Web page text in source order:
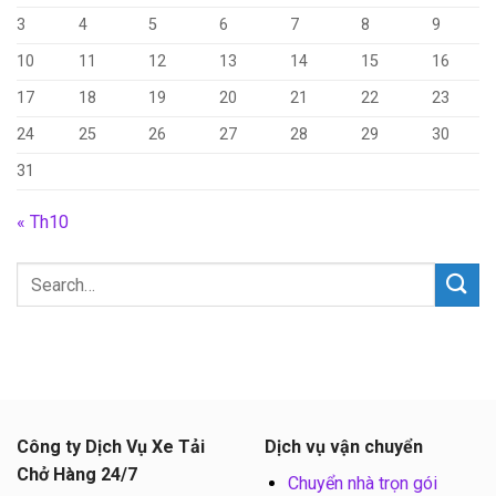
3
4 5 6 7 8
9
10
11 12 13 14 15
16
17
18 19 20 21 22
23
24
25 26 27 28 29
30
31
« Th10
Công ty Dịch Vụ Xe Tải
Chở Hàng 24/7
Dịch vụ vận chuyển
Chuyển nhà trọn gói